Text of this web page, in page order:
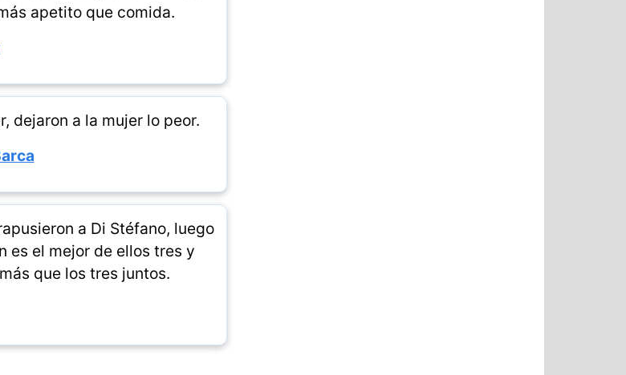
apetito que comida.
dejaron a la mujer lo peor.
a Di Stéfano, luego
es el mejor de ellos tres y
que los tres juntos.